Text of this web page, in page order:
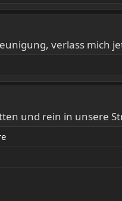
verlass mich
und rein in unsere